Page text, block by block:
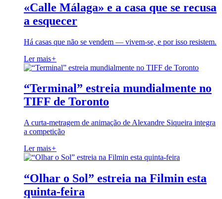
«Calle Málaga» e a casa que se recusa
a esquecer
Há casas que não se vendem — vivem-se, e por isso resistem.
Ler mais+
“Terminal” estreia mundialmente no
TIFF de Toronto
A curta-metragem de animação de Alexandre Siqueira integra
a competição
Ler mais+
“Olhar o Sol” estreia na Filmin esta
quinta-feira